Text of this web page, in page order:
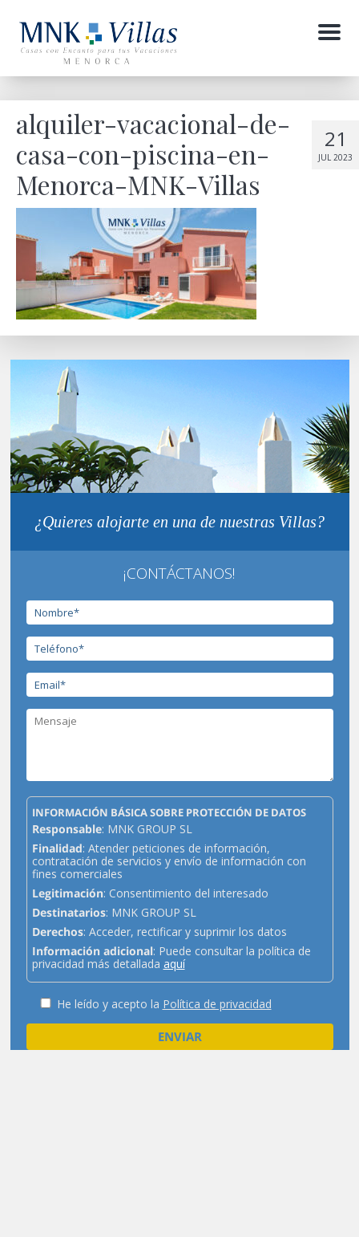
Menu
21
JUL 2023
alquiler-vacacional-de-
casa-con-piscina-en-
Menorca-MNK-Villas
¿Quieres alojarte en una de nuestras Villas?
¡CONTÁCTANOS!
INFORMACIÓN BÁSICA SOBRE PROTECCIÓN DE DATOS
Responsable: MNK GROUP SL
Finalidad: Atender peticiones de información,
contratación de servicios y envío de información con
fines comerciales
Legitimación: Consentimiento del interesado
Destinatarios: MNK GROUP SL
Derechos: Acceder, rectificar y suprimir los datos
Información adicional: Puede consultar la política de
privacidad más detallada aquí
He leído y acepto la Política de privacidad